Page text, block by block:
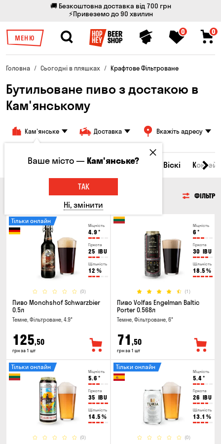
🚚 Безкоштовна доставка від 700 грн
⚡Привеземо до 90 хвилин
МЕНЮ
0 0
Головна Сьогодні в пляшках Крафтове Фільтроване
Бутильоване пиво з достакою в
Кам'янському
Кам'янське Доставка Вкажіть адресу
Всі товари Пиво Сидр Вино Віскі
ФІЛЬТР
Міцність
4.9 °
Гіркота
25 IBU
Щільність
12 %
(0)
Тільки онлайн
Пиво Monchshof Schwarzbier
0.5л
Темне, Фільтроване, 4.9°
125,50
грн за 1 шт
Міцність
6 °
Гіркота
30 IBU
Щільність
18.5 %
(1)
Пиво Volfas Engelman Baltic
Porter 0.568л
Темне, Фільтроване, 6°
71 ,50
грн за 1 шт
Міцність
5.6 °
Гіркота
35 IBU
Щільність
14.5 %
(0)
Тільки онлайн
Міцність
5.4°
Гіркота
26 IBU
Щільність
13.1 %
(0)
Тільки онлайн
Ваше місто —Кам'янське?
ТАК
Ні, змінити